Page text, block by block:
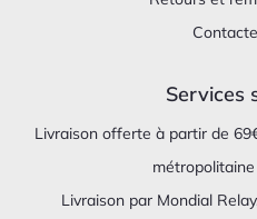
Services
Livraison offerte à partir de
Livraison par Mondial